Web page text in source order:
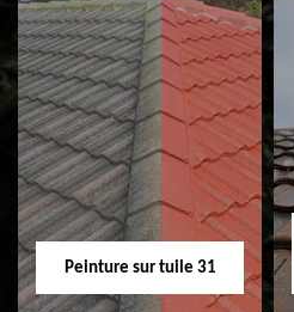
Nettoyage et
ravalement de
façade 31
Peinture sur tuile 31